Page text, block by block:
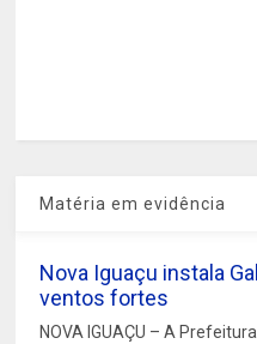
Matéria em evidência
Nova Iguaçu instala
ventos fortes
NOVA IGUAÇU – A